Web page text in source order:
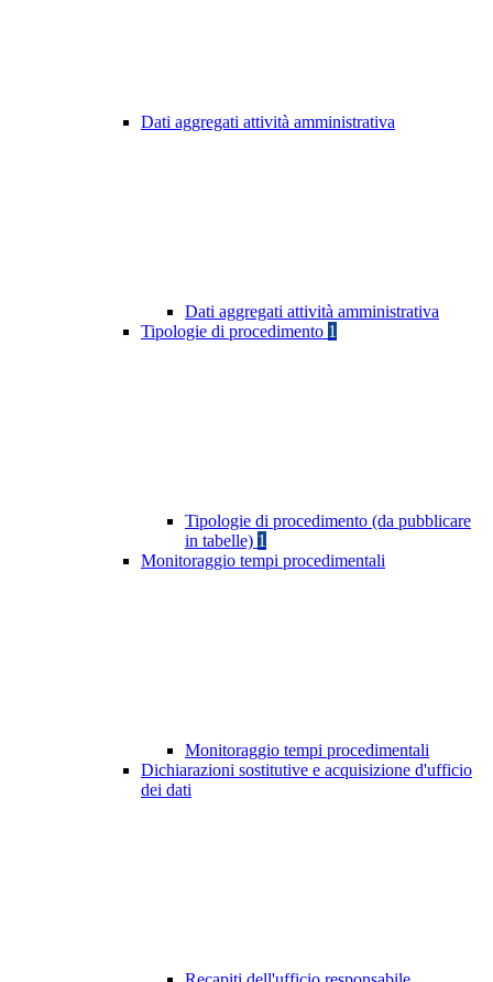
Dati aggregati attività amministrativa
Dati aggregati attività amministrativa
Tipologie di procedimento 1
Tipologie di procedimento (da pubblicare
in tabelle) 1
Monitoraggio tempi procedimentali
Monitoraggio tempi procedimentali
Dichiarazioni sostitutive e acquisizione d'ufficio
dei dati